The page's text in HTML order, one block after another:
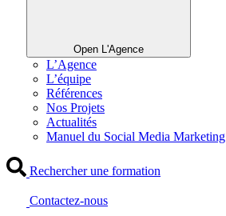
Open L'Agence
L’Agence
L’équipe
Références
Nos Projets
Actualités
Manuel du Social Media Marketing
Rechercher une formation
Contactez-nous